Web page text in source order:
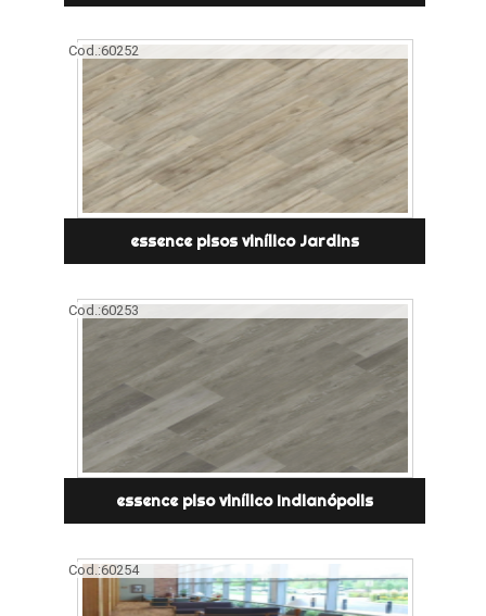
Cod.:60252
essence pisos vinílico Jardins
Cod.:60253
essence piso vinílico Indianópolis
Cod.:60254